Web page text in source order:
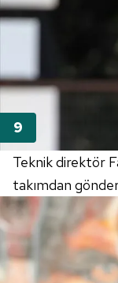
Teknik direktör
takımdan